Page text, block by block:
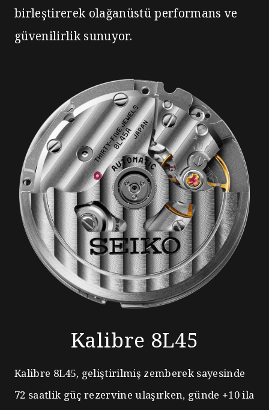
birleştirerek olağanüstü performans ve
güvenilirlik sunuyor.
Kalibre 8L45
Kalibre 8L45, geliştirilmiş zemberek sayesinde
72 saatlik güç rezervine ulaşırken, günde +10 ila